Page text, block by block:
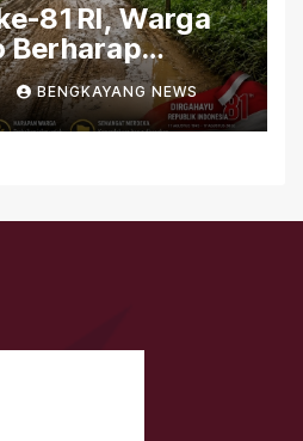
81 RI, Warga
Berharap
Juga Hadir
Jalan
BENGKAYANG NEWS